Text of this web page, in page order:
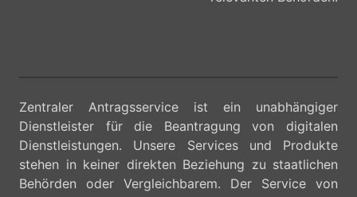
Zentraler Antragsservice ist ein unabhängiger
Dienstleister für die Beantragung von digitalen
Dienstleistungen. Unsere Services und Produkte
stehen in keiner direkten Beziehung zu staatlichen
Behörden oder Vergleichbarem. Der Service von